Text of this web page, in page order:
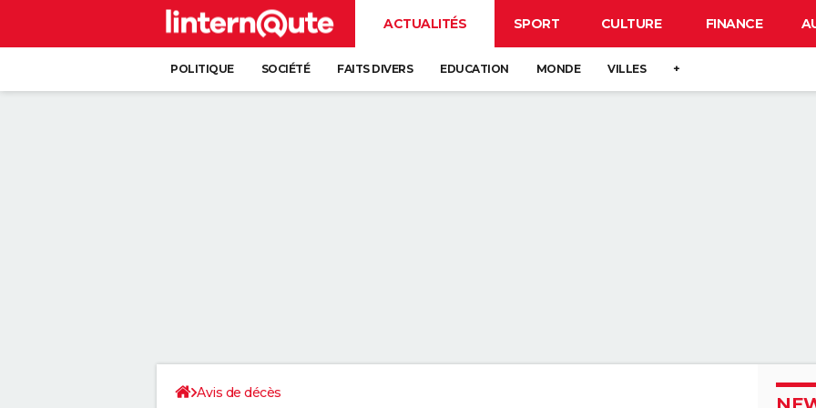
ACTUALITÉS SPORT CULTURE FINANCE
POLITIQUE SOCIÉTÉ FAITS DIVERS EDUCATION MONDE VILLES +
Avis de décès